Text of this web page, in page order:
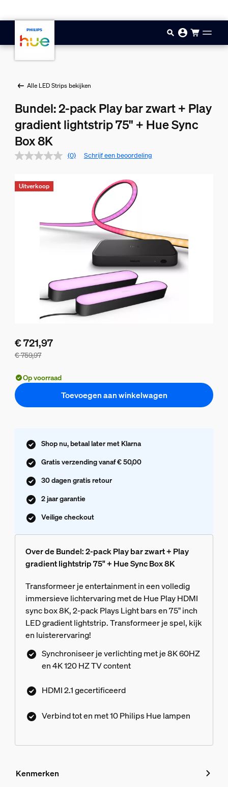
Alle LED Strips bekijken
Bundel: 2-pack Play bar zwart + Play
gradient lightstrip 75" + Hue Sync
Box 8K
(0) Schrijf een beoordeling
€ 759,97
€ 721,97
Uitverkoop
Op voorraad
Toevoegen aan winkelwagen
Shop nu, betaal later met Klarna
Gratis verzending vanaf € 50,00
30 dagen gratis retour
2 jaar garantie
Veilige checkout
Over de Bundel: 2-pack Play bar zwart + Play
gradient lightstrip 75" + Hue Sync Box 8K
Transformeer je entertainment in een volledig
immersieve lichtervaring met de Hue Play HDMI
sync box 8K, 2-pack Plays Light bars en 75" inch
LED gradient lightstrip. Transformeer je spel, kijk
en luisterervaring!
Synchroniseer je verlichting met je 8K 60HZ
en 4K 120 HZ TV content
HDMI 2.1 gecertificeerd
Verbind tot en met 10 Philips Hue lampen
Kenmerken